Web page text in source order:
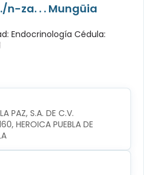
n-za. . . Mungüia
Endocrinología Cédula:
PAZ, S.A. DE C.V.
HEROICA PUEBLA DE